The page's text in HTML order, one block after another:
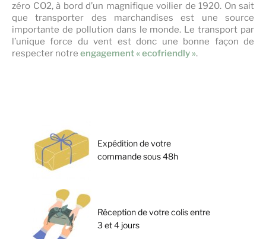
zéro CO2, à bord d’un magnifique voilier de 1920. On sait
que transporter des marchandises est une source
importante de pollution dans le monde. Le transport par
l’unique force du vent est donc une bonne façon de
respecter notre engagement « ecofriendly ».
Expédition de votre
commande sous 48h
Réception de votre colis entre
3 et 4 jours